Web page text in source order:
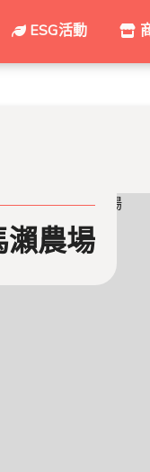
ESG活動
瀨農場